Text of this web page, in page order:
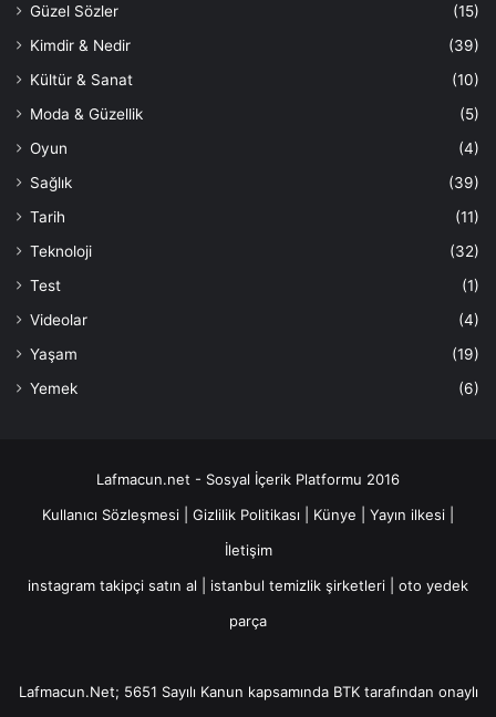
Güzel Sözler
(15)
Kimdir & Nedir
(39)
Kültür & Sanat
(10)
Moda & Güzellik
(5)
Oyun
(4)
Sağlık
(39)
Tarih
(11)
Teknoloji
(32)
Test
(1)
Videolar
(4)
Yaşam
(19)
Yemek
(6)
Lafmacun.net - Sosyal İçerik Platformu 2016
Kullanıcı Sözleşmesi
Gizlilik Politikası Künye Yayın ilkesi
İletişim
instagram takipçi satın al
istanbul temizlik şirketleri
oto yedek
parça
Lafmacun.Net; 5651 Sayılı Kanun kapsamında BTK tarafından onaylı